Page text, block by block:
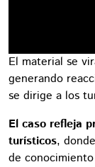
El material se
generando
se dirige a los
El caso refleja
turísticos,
de